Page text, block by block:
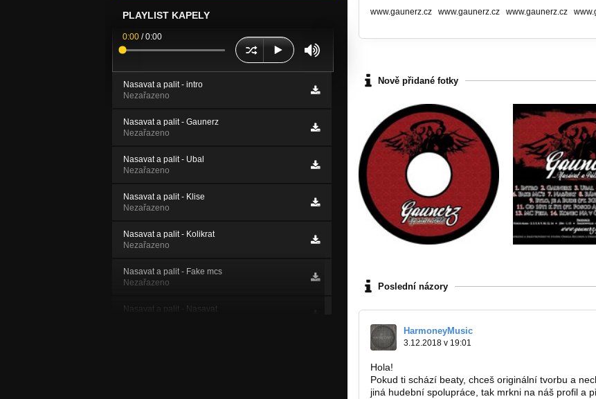
PLAYLIST KAPELY
0:00 /0:00
Nasavat a palit - intro
Nezařazeno
Nasavat a palit - Gaunerz
Nezařazeno
Nasavat a palit - Ubal
Nezařazeno
Nasavat a palit - Klise
Nezařazeno
Nasavat a palit - Kolikrat
Nezařazeno
Nasavat a palit - Fake mcs
Nezařazeno
Nasavat a palit - Nasavat
www.gaunerz.cz www.gaunerz.cz www.gaunerz.cz
Nově přidané fotky
Poslední názory
HarmoneyMusic
3.12.2018 v 19:01
Hola!
Pokud ti schází beaty, chceš originální tvorbu a
jiná hudební spolupráce, tak mrkni na náš profil a